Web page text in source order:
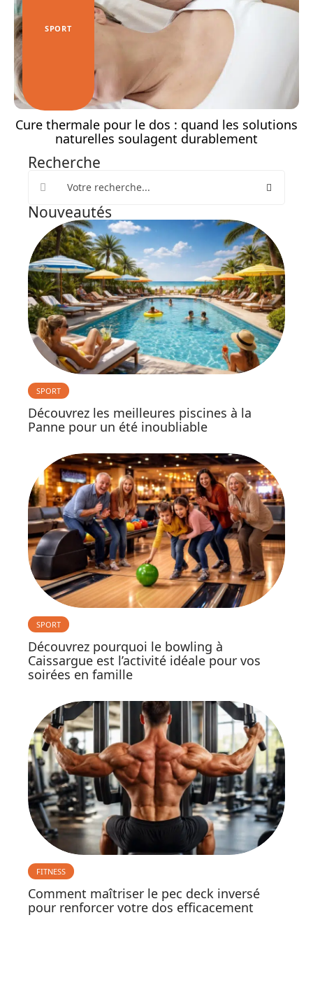
SPORT
Cure thermale pour le dos : quand les solutions
naturelles soulagent durablement
Recherche
Nouveautés
SPORT
Découvrez les meilleures piscines à la
Panne pour un été inoubliable
SPORT
Découvrez pourquoi le bowling à
Caissargue est l’activité idéale pour vos
soirées en famille
FITNESS
Comment maîtriser le pec deck inversé
pour renforcer votre dos efficacement